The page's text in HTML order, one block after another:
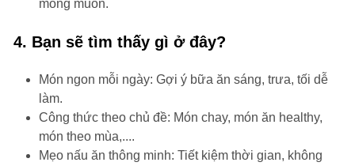
mong muốn.
4. Bạn sẽ tìm thấy gì ở đây?
Món ngon mỗi ngày: Gợi ý bữa ăn sáng, trưa, tối dễ
làm.
Công thức theo chủ đề: Món chay, món ăn healthy,
món theo mùa,....
Mẹo nấu ăn thông minh: Tiết kiệm thời gian, không